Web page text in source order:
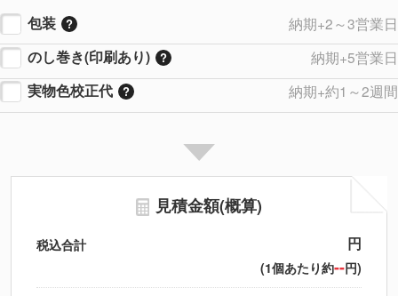
包装
納期+2～3営業日
のし巻き(印刷あり)
納期+5営業日
実物色校正代
納期+約1～2週間
見積金額(概算)
税込合計 円
(1個あたり約--円)